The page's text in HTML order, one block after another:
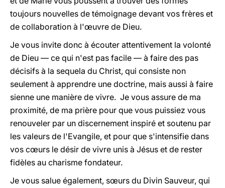
toujours nouvelles de témoignage devant vos frères et
de collaboration à l'œuvre de Dieu.
Je vous invite donc à écouter attentivement la volonté
de Dieu — ce qui n'est pas facile — à faire des pas
décisifs à la sequela du Christ, qui consiste non
seulement à apprendre une doctrine, mais aussi à faire
sienne une manière de vivre. Je vous assure de ma
proximité, de ma prière pour que vous puissiez vous
renouveler par un discernement inspiré et soutenu par
les valeurs de l'Evangile, et pour que s'intensifie dans
vos cœurs le désir de vivre unis à Jésus et de rester
fidèles au charisme fondateur.
Je vous salue également, sœurs du Divin Sauveur, qui